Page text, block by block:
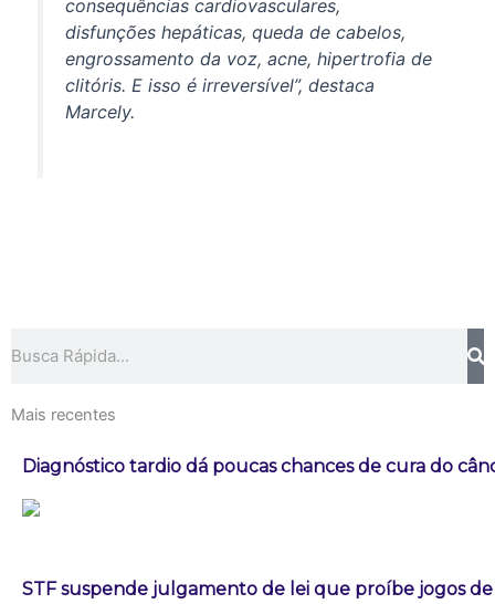
consequências cardiovasculares,
disfunções hepáticas, queda de cabelos,
engrossamento da voz, acne, hipertrofia de
clitóris. E isso é irreversível”, destaca
Marcely.
Mais recentes
Diagnóstico tardio dá poucas chances de cura do
STF suspende julgamento de lei que proíbe jogos de